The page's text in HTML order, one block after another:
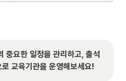
중요한 일정을 관리하고, 출석
교육기관을 운영해보세요!